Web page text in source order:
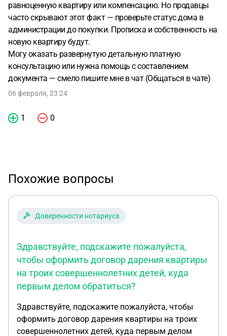
равноценную квартиру или компенсацию. Но продавцы
часто скрывают этот факт — проверьте статус дома в
администрации до покупки. Прописка и собственность на
новую квартиру будут.
Могу оказать развернутую детальную платную
консультацию или нужна помощь с составлением
документа — смело пишите мне в чат (Общаться в чате)
06 февраля, 23:24
1 0
Похожие вопросы
Доверенности нотариуса
Здравствуйте, подскажите пожалуйста,
чтобы оформить договор дарения квартиры
на троих совершеннолетних детей, куда
первым делом обратиться?
Здравствуйте, подскажите пожалуйста, чтобы
оформить договор дарения квартиры на троих
совершеннолетних детей, куда первым делом